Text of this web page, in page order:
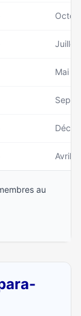
Juillet
Mai
Avril
au